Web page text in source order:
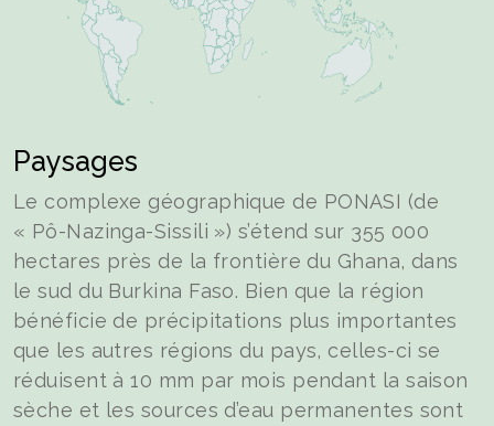
Paysages
Le complexe géographique de PONASI (de
« Pô-Nazinga-Sissili ») s’étend sur 355 000
hectares près de la frontière du Ghana, dans
le sud du Burkina Faso. Bien que la région
bénéficie de précipitations plus importantes
que les autres régions du pays, celles-ci se
réduisent à 10 mm par mois pendant la saison
sèche et les sources d’eau permanentes sont